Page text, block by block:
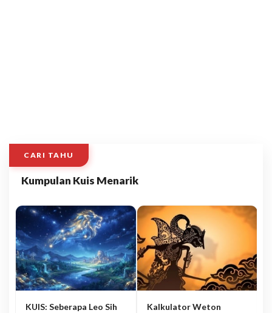
CARI TAHU
Kumpulan Kuis Menarik
KUIS: Seberapa Leo Sih
Kalkulator Weton